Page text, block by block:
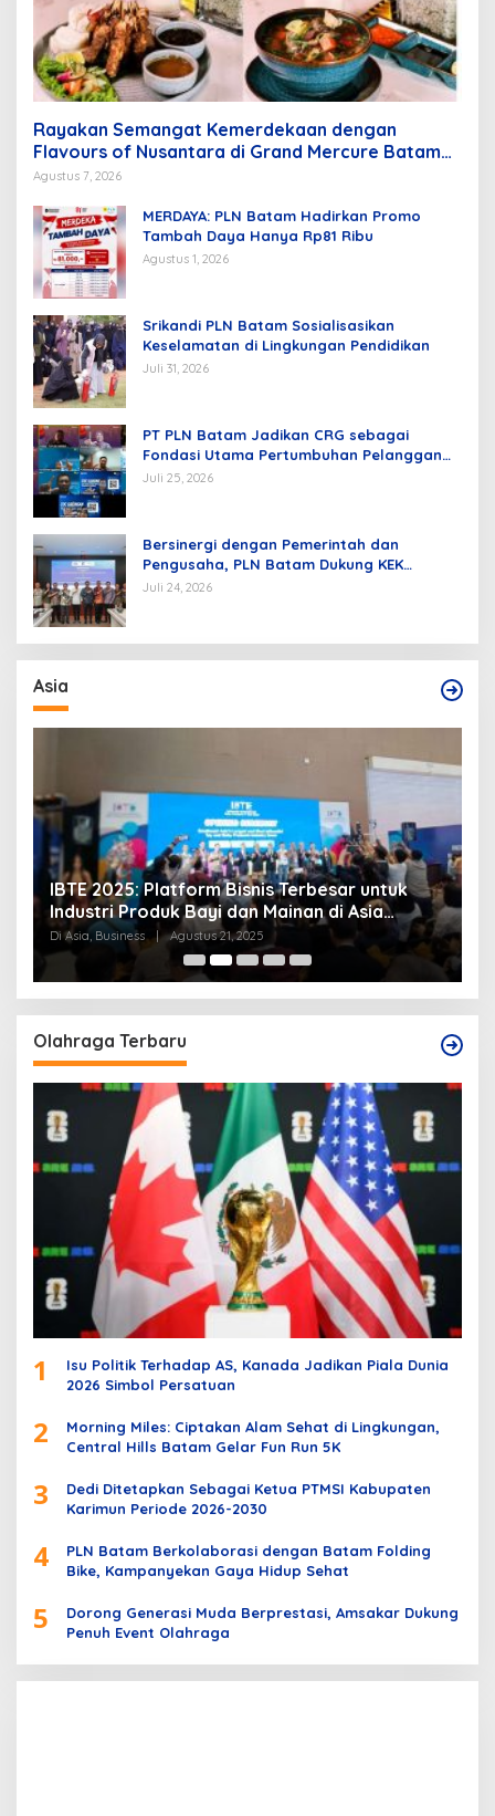
Rayakan Semangat Kemerdekaan dengan
Flavours of Nusantara di Grand Mercure Batam
Centre
Agustus 7, 2026
MERDAYA: PLN Batam Hadirkan Promo
Tambah Daya Hanya Rp81 Ribu
Agustus 1, 2026
Srikandi PLN Batam Sosialisasikan
Keselamatan di Lingkungan Pendidikan
Juli 31, 2026
PT PLN Batam Jadikan CRG sebagai
Fondasi Utama Pertumbuhan Pelanggan
dan Pembangunan Infrastruktur
Juli 25, 2026
Bersinergi dengan Pemerintah dan
Pengusaha, PLN Batam Dukung KEK
Tanjung Sauh sebagai Hub Energi Baru
Juli 24, 2026
Asia
IBTE 2025: Platform Bisnis Terbesar untuk
Industri Produk Bayi dan Mainan di Asia
Tenggara
Di Asia, Business | Agustus 21, 2025
Olahraga Terbaru
1
Isu Politik Terhadap AS, Kanada Jadikan Piala Dunia
2026 Simbol Persatuan
2
Morning Miles: Ciptakan Alam Sehat di Lingkungan,
Central Hills Batam Gelar Fun Run 5K
3
Dedi Ditetapkan Sebagai Ketua PTMSI Kabupaten
Karimun Periode 2026-2030
4
PLN Batam Berkolaborasi dengan Batam Folding
Bike, Kampanyekan Gaya Hidup Sehat
5
Dorong Generasi Muda Berprestasi, Amsakar Dukung
Penuh Event Olahraga